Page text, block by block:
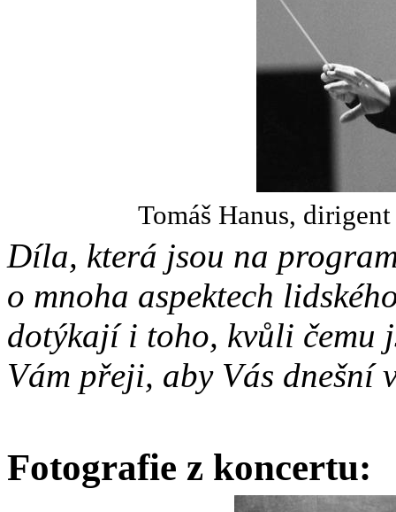
Tomáš Hanus,
Díla, která jsou na
o mnoha aspektech
dotýkají i toho, kvůli čemu
Vám přeji, aby Vás dnešní
Fotografie z koncertu: